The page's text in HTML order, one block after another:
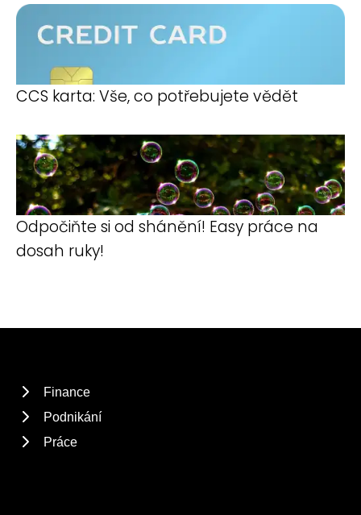
CCS karta: Vše, co potřebujete vědět
Odpočiňte si od shánění! Easy práce na
dosah ruky!
Finance
Podnikání
Práce